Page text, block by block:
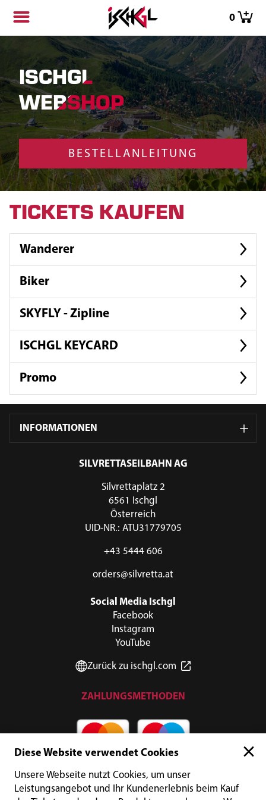
0
ISCHGL
WEBSHOP
BESTELLANLEITUNG
TICKETS KAUFEN
Wanderer
Biker
SKYFLY - Zipline
ISCHGL KEYCARD
Promo
INFORMATIONEN
SILVRETTASEILBAHN AG
Silvrettaplatz 2
6561 Ischgl
Österreich
UID-NR.: ATU31779705
+43 5444 606
orders@silvretta.at
Social Media Ischgl
Facebook
Instagram
YouTube
Zurück zu ischgl.com
ZAHLUNGSMETHODEN
Diese Website verwendet Cookies
Unsere Webseite nutzt Cookies, um unser
Leistungsangebot und Ihr Kundenerlebnis beim Kauf